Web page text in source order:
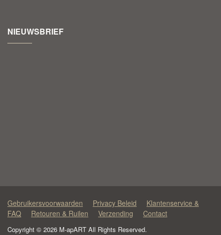
NIEUWSBRIEF
Gebruikersvoorwaarden Privacy Beleid
Klantenservice &
FAQ
Retouren & Ruilen Verzending Contact
Copyright © 2026 M-apART All Rights Reserved.